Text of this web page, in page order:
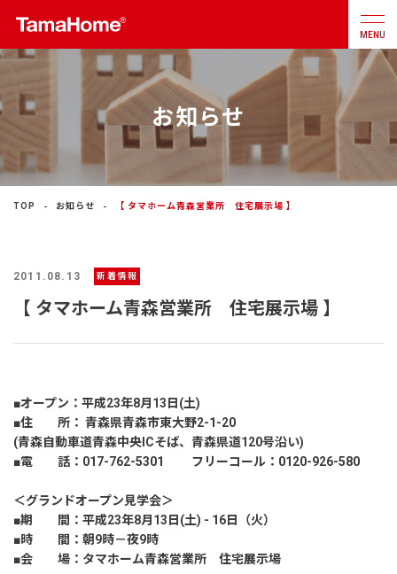
カタログ お問合せ
注文住宅
リフォーム
不動産事業
建築実例
生活サービス・その他
企業・IR情報
MENU
お知らせ
TOP お知らせ 【 タマホーム青森営業所 住宅展示場 】
2011.08.13 新着情報
【 タマホーム青森営業所 住宅展示場 】
■オープン：平成23年8月13日(土)
■住 所： 青森県青森市東大野2-1-20
(青森自動車道青森中央ICそば、青森県道120号沿い)
■電 話：017-762-5301 フリーコール：0120-926-580
＜グランドオープン見学会＞
■期 間：平成23年8月13日(土) - 16日（火）
■時 間：朝9時－夜9時
■会 場：タマホーム青森営業所 住宅展示場